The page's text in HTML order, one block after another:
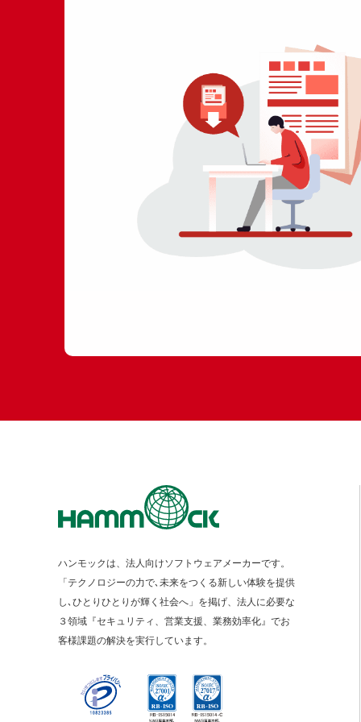
ハンモックは、法人向けソフトウェアメーカーです。
「テクノロジーの力で､未来をつくる新しい体験を提供
し､ひとりひとりが輝く社会へ」を掲げ、法人に必要な
３領域『セキュリティ、営業支援、業務効率化』でお
客様課題の解決を実行しています。